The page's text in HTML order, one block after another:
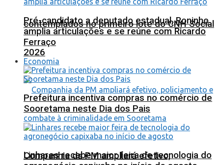
contemplados no primeiro lote do CNH Social
2026
Companhia da PM ampliará efetivo,
Pré-candidato a deputado estadual, Roninho
amplia articulações e se reúne com Ricardo
Ferraço
Economia
Prefeitura incentiva compras no comércio de
Sooretama neste Dia dos Pais
Linhares recebe maior feira de tecnologia do